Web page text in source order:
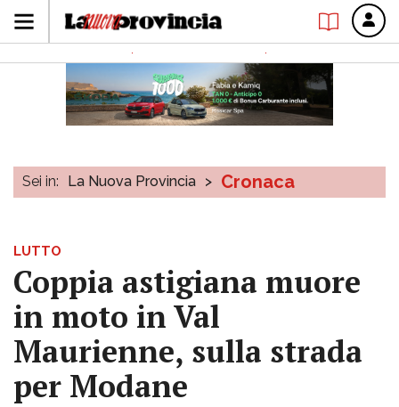
Sei in: La Nuova Provincia > Cronaca
LUTTO
Coppia astigiana muore
in moto in Val
Maurienne, sulla strada
per Modane